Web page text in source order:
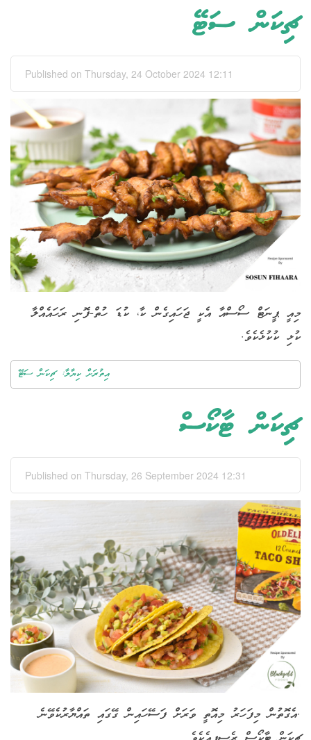
ޗިކަން ސަޓޭ
Published on Thursday, 24 October 2024 12:11
މިއީ ޕީނަޓް ސޯސްއާ އެކީ ޖަހައިގެން ކާ، ކުޑަ ހުތް-ފޮނި ރަހައެއްލާ
ކުޅި ކުކުޅެކެވެ.
އިތުރަށް ކިޔާލާ: ޗިކަން ސަޓޭ
ޗިކަން ޓާކޯސް
Published on Thursday, 26 September 2024 12:31
.އެގޮތުން މިފަހަރު މިއޮތީ ވަރަށް ފަސޭހައިން ގޭގައި ތައްޔާރުކެވޭނެ